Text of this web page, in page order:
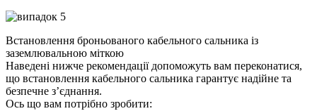
Встановлення броньованого кабельного сальника із
заземлювальною міткою
Наведені нижче рекомендації допоможуть вам переконатися,
що встановлення кабельного сальника гарантує надійне та
безпечне з’єднання.
Ось що вам потрібно зробити: